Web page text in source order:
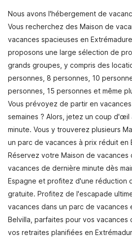
Nous avons l'hébergement de
Vous recherchez des Maison de
vacances spacieuses en
proposons une large sélection de
grands groupes, y compris des
personnes, 8 personnes, 10
personnes, 15 personnes et même
Vous prévoyez de partir en
semaines ? Alors, jetez un coup
minute. Vous y trouverez plusieurs
un parc de vacances à prix réduit en
Réservez votre Maison de vacances
vacances de dernière minute dès
Espagne et profitez d'une réduction
gratuite. Profitez de l'escapade
vacances dans un parc de vacances
Belvilla, parfaites pour vos vacances
vos retraites planifiées en